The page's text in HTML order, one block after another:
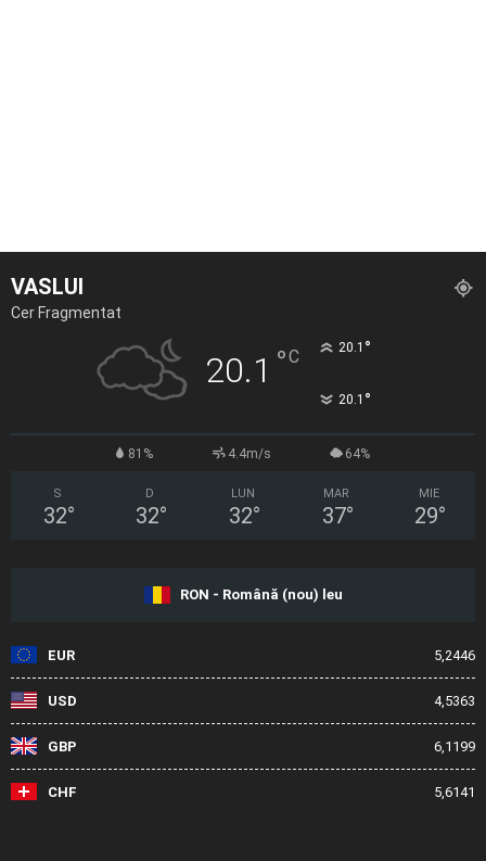
VASLUI
Cer Fragmentat
20.1 °C 20.1 °
20.1 °
81% 4.4m/s 64%
S
32°
D
32°
LUN
32°
MAR
37°
MIE
29°
RON - Română (nou) leu
EUR 5,2446
USD 4,5363
GBP 6,1199
CHF 5,6141